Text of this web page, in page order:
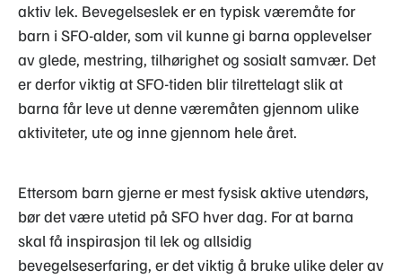
aktiv lek. Bevegelseslek er en typisk væremåte for
barn i SFO-alder, som vil kunne gi barna opplevelser
av glede, mestring, tilhørighet og sosialt samvær. Det
er derfor viktig at SFO-tiden blir tilrettelagt slik at
barna får leve ut denne væremåten gjennom ulike
aktiviteter, ute og inne gjennom hele året.
Ettersom barn gjerne er mest fysisk aktive utendørs,
bør det være utetid på SFO hver dag. For at barna
skal få inspirasjon til lek og allsidig
bevegelseserfaring, er det viktig å bruke ulike deler av